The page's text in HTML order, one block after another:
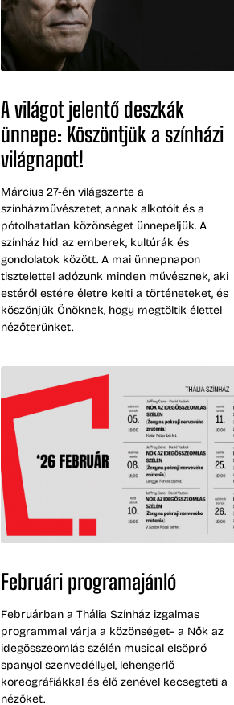
A világot jelentő deszkák
ünnepe: Köszöntjük a színházi
világnapot!
Március 27-én világszerte a
színházművészetet, annak alkotóit és a
pótolhatatlan közönséget ünnepeljük. A
színház híd az emberek, kultúrák és
gondolatok között. A mai ünnepnapon
tisztelettel adózunk minden művésznek, aki
estéről estére életre kelti a történeteket, és
köszönjük Önöknek, hogy megtöltik élettel
nézőterünket.
Februári programajánló
Februárban a Thália Színház izgalmas
programmal várja a közönséget– a Nők az
idegösszeomlás szélén musical elsöprő
spanyol szenvedéllyel, lehengerlő
koreográfiákkal és élő zenével kecsegteti a
nézőket.